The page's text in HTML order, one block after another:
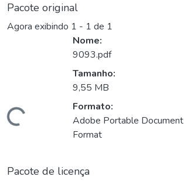
Pacote original
Agora exibindo 1 - 1 de 1
Carregando...
Nome:
9093.pdf
Tamanho:
9,55 MB
Formato:
Adobe Portable Document
Format
Pacote de licença